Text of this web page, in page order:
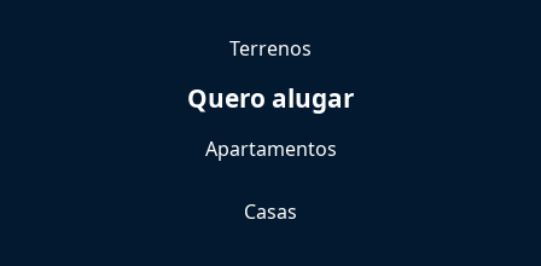
Terrenos
Quero alugar
Apartamentos
Casas